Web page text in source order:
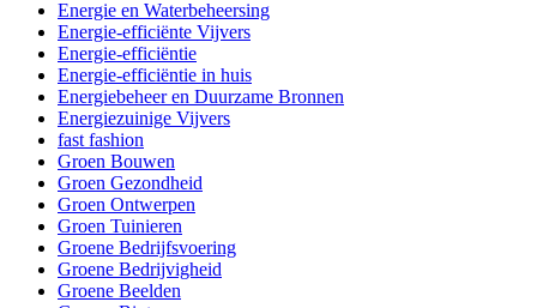
Energie en Waterbeheersing
Energie-efficiënte Vijvers
Energie-efficiëntie
Energie-efficiëntie in huis
Energiebeheer en Duurzame Bronnen
Energiezuinige Vijvers
fast fashion
Groen Bouwen
Groen Gezondheid
Groen Ontwerpen
Groen Tuinieren
Groene Bedrijfsvoering
Groene Bedrijvigheid
Groene Beelden